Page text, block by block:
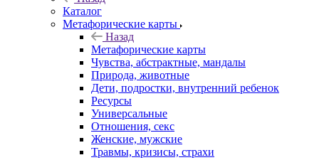
Каталог
Mетафорические карты
Назад
Mетафорические карты
Чувства, абстрактные, мандалы
Природа, животные
Дети, подростки, внутренний ребенок
Ресурсы
Универсальные
Отношения, секс
Женские, мужские
Травмы, кризисы, страхи